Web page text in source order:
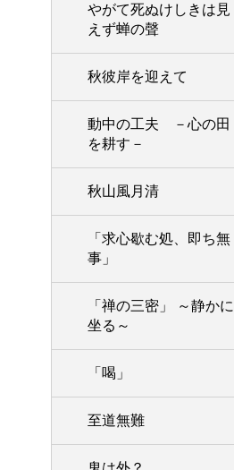
やがて死ぬけしきは見
えず蝉の聲
秋彼岸を迎えて
動中の工夫 －心の田
を耕す－
秋山風月清
「求心歇む処、即ち無
事」
「禅の三密」 ～静かに
坐る～
「喝」
至道無難